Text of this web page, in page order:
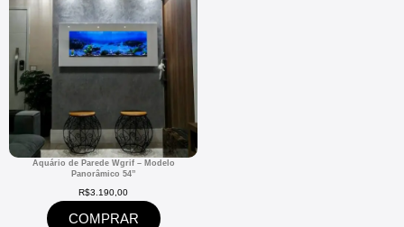
Aquário de Parede Wgrif – Modelo
Panorâmico 54”
R$3.190,00
COMPRAR